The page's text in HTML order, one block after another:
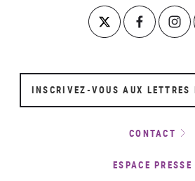
INSCRIVEZ-VOUS AUX LETTRES
CONTACT
ESPACE PRESSE